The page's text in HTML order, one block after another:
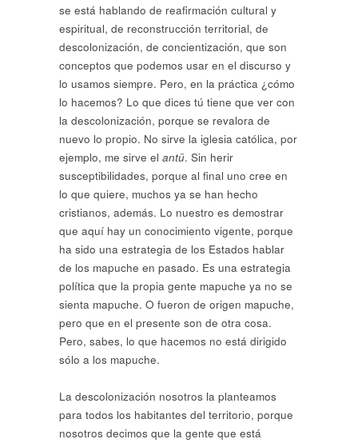
se está hablando de reafirmación cultural y
espiritual, de reconstrucción territorial, de
descolonización, de concientización, que son
conceptos que podemos usar en el discurso y
lo usamos siempre. Pero, en la práctica ¿cómo
lo hacemos? Lo que dices tú tiene que ver con
la descolonización, porque se revalora de
nuevo lo propio. No sirve la iglesia católica, por
ejemplo, me sirve el antü. Sin herir
susceptibilidades, porque al final uno cree en
lo que quiere, muchos ya se han hecho
cristianos, además. Lo nuestro es demostrar
que aquí hay un conocimiento vigente, porque
ha sido una estrategia de los Estados hablar
de los mapuche en pasado. Es una estrategia
política que la propia gente mapuche ya no se
sienta mapuche. O fueron de origen mapuche,
pero que en el presente son de otra cosa.
Pero, sabes, lo que hacemos no está dirigido
sólo a los mapuche.
La descolonización nosotros la planteamos
para todos los habitantes del territorio, porque
nosotros decimos que la gente que está